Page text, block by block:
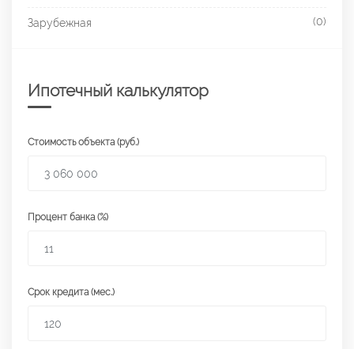
Зарубежная (0)
Ипотечный калькулятор
Стоимость объекта (руб.)
Процент банка (%)
Срок кредита (мес.)